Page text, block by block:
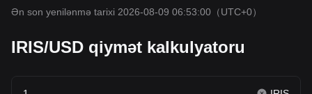
Ən son yenilənmə tarixi 2026-08-09 06:53:00 （UTC+0）
IRIS/USD qiymət kalkulyatoru